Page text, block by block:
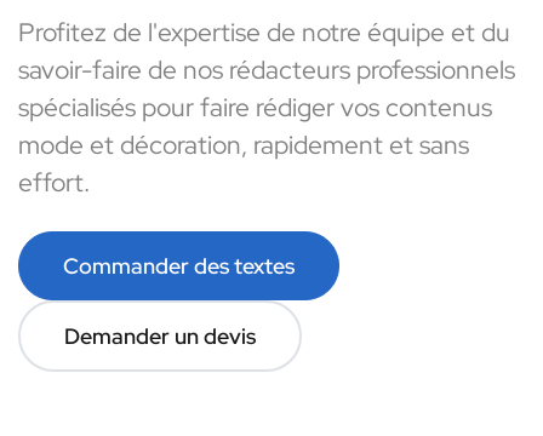
Profitez de l'expertise de notre équipe et du
savoir-faire de nos rédacteurs professionnels
spécialisés pour faire rédiger vos contenus
mode et décoration, rapidement et sans
effort.
Commander des textes
Demander un devis